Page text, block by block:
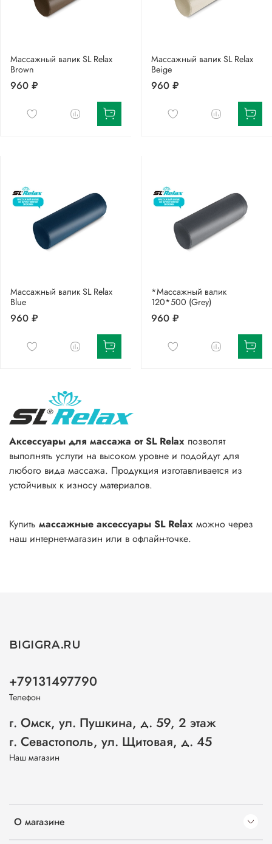
Массажный валик SL Relax
Brown
960 ₽
Массажный валик SL Relax
Beige
960 ₽
Массажный валик SL Relax
Blue
960 ₽
*Массажный валик
120*500 (Grey)
960 ₽
Аксессуары для массажа от SL Relax позволят
выполнять услуги на высоком уровне и подойдут для
любого вида массажа. Продукция изготавливается из
устойчивых к износу материалов.
Купить массажные аксессуары SL Relax можно через
наш интернет-магазин или в офлайн-точке.
О магазине
BIGIGRA.RU
+79131497790
Телефон
г. Омск, ул. Пушкина, д. 59, 2 этаж
г. Севастополь, ул. Щитовая, д. 45
Наш магазин